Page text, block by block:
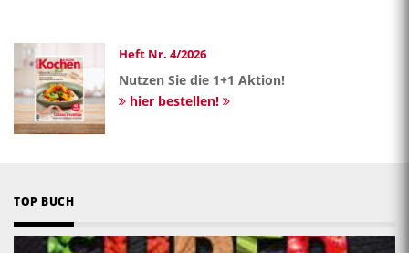
Heft Nr. 4/2026
Nutzen Sie die 1+1 Aktion!
hier bestellen!
TOP BUCH